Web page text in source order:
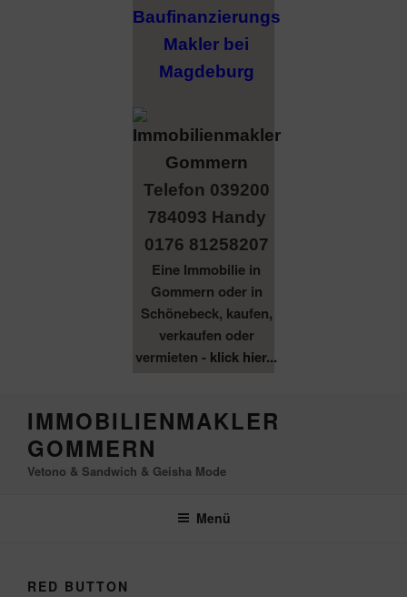
Baufinanzierungs
Makler bei
Magdeburg
Telefon 039200
784093 Handy
0176 81258207
Eine Immobilie in
Gommern oder in
Schönebeck, kaufen,
verkaufen oder
vermieten - klick hier...
Inhalt
springen
IMMOBILIENMAKLER
GOMMERN
Vetono & Sandwich & Geisha Mode
Menü
RED BUTTON